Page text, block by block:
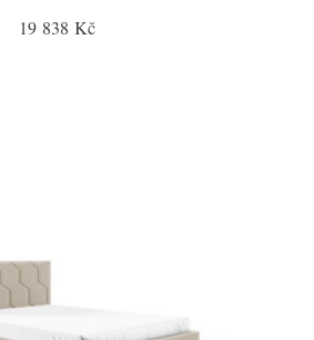
19 838 Kč